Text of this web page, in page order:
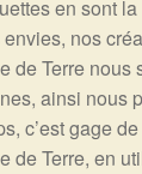
en sont
envies, nos
de Terre nous
ainsi nous
c’est gage
de Terre, en